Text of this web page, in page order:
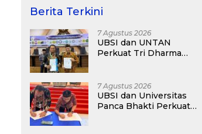
Berita Terkini
7 Agustus 2026
UBSI dan UNTAN
Perkuat Tri Dharma
7 Agustus 2026
UBSI dan Universitas
Panca Bhakti Perkuat